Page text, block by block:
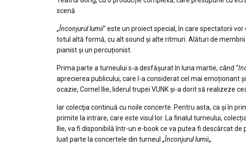
scenă
„Înconjurul lumii” este un proiect special, în care spectatorii
totul altă formă, cu alt sound și alte ritmuri. Alături de
pianist și un percuționist.
Prima parte a turneului s-a desfășurat în luna martie, când “
aprecierea publicului, care l-a considerat cel mai emoționant
ocazie, Cornel Ilie, liderul trupei VUNK și-a dorit să realizeze
Iar colecţia continuă cu noile concerte. Pentru asta, ca și în
primite la intrare, care este visul lor. La finalul turneului,
Ilie, va fi disponibilă într-un e-book ce va putea fi descărcat
luat parte la concertele din turneul „Înconjurul lumii„.